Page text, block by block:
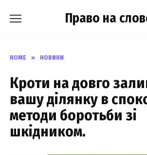
Право на
HOME » НОВИНИ
Кроти на довго
вашу ділянку в
методи боротьби зі
шкідником.